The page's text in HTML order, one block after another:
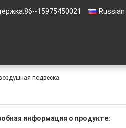
Russian
86--15975450021
подвеска
информация о продукте: